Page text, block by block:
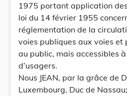
1975 portant application
loi du 14 février 1955
réglementation de la
voies publiques aux voies et
au public, mais accessibles
d’usagers.
Nous JEAN, par la grâce de
Luxembourg, Duc de Nassau;